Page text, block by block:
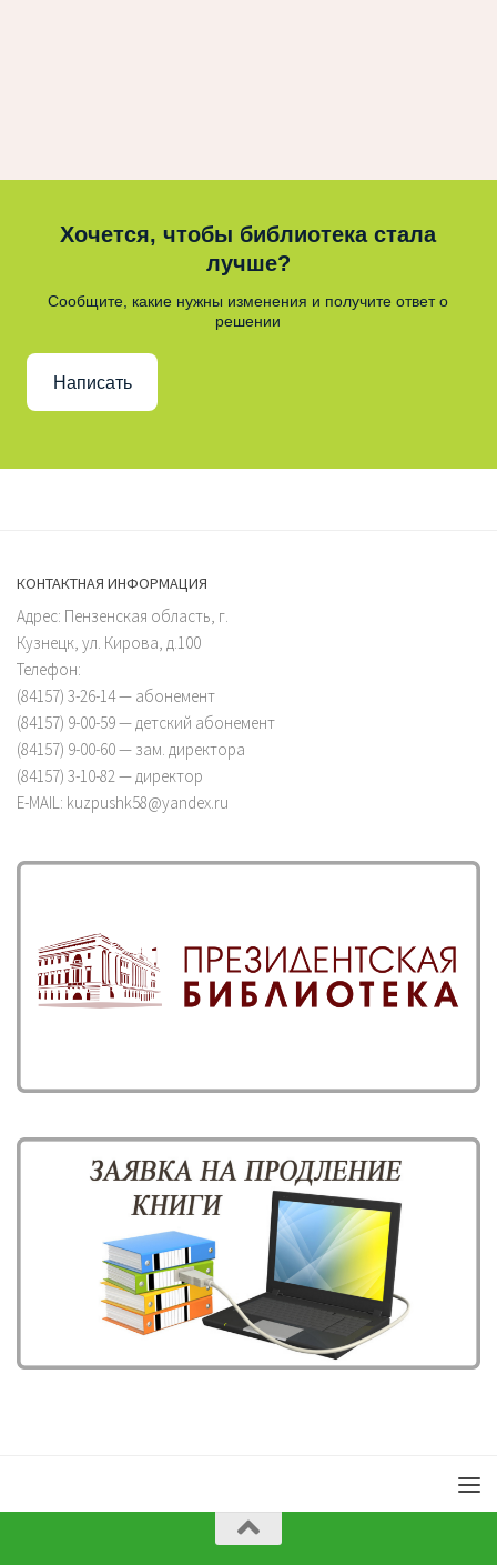
Хочется, чтобы библиотека стала
лучше?
Сообщите, какие нужны изменения и получите ответ о
решении
Написать
КОНТАКТНАЯ ИНФОРМАЦИЯ
Адрес: Пензенская область, г.
Кузнецк, ул. Кирова, д.100
Телефон:
(84157) 3-26-14 — абонемент
(84157) 9-00-59 — детский абонемент
(84157) 9-00-60 — зам. директора
(84157) 3-10-82 — директор
E-MAIL: kuzpushk58@yandex.ru